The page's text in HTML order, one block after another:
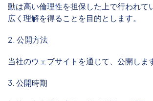
動は高い倫理性を担保した上で行われて
広く理解を得ることを目的とします。
2. 公開方法
当社のウェブサイトを通じて、公開しま
3. 公開時期